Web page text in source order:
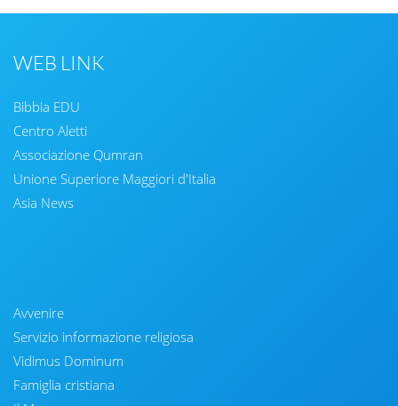
WEB LINK
Bibbia EDU
Centro Aletti
Associazione Qumran
Unione Superiore Maggiori d'Italia
Asia News
Avvenire
Servizio informazione religiosa
Vidimus Dominum
Famiglia cristiana